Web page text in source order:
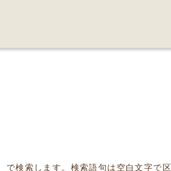
検索します。検索語句は空白文字で